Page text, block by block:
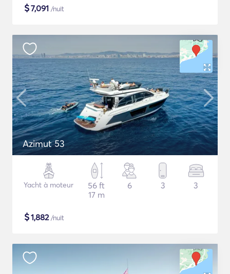
$7,091 /nuit
Azimut 53
Yacht à moteur
56 ft
17 m
6 3 3
$1,882/nuit